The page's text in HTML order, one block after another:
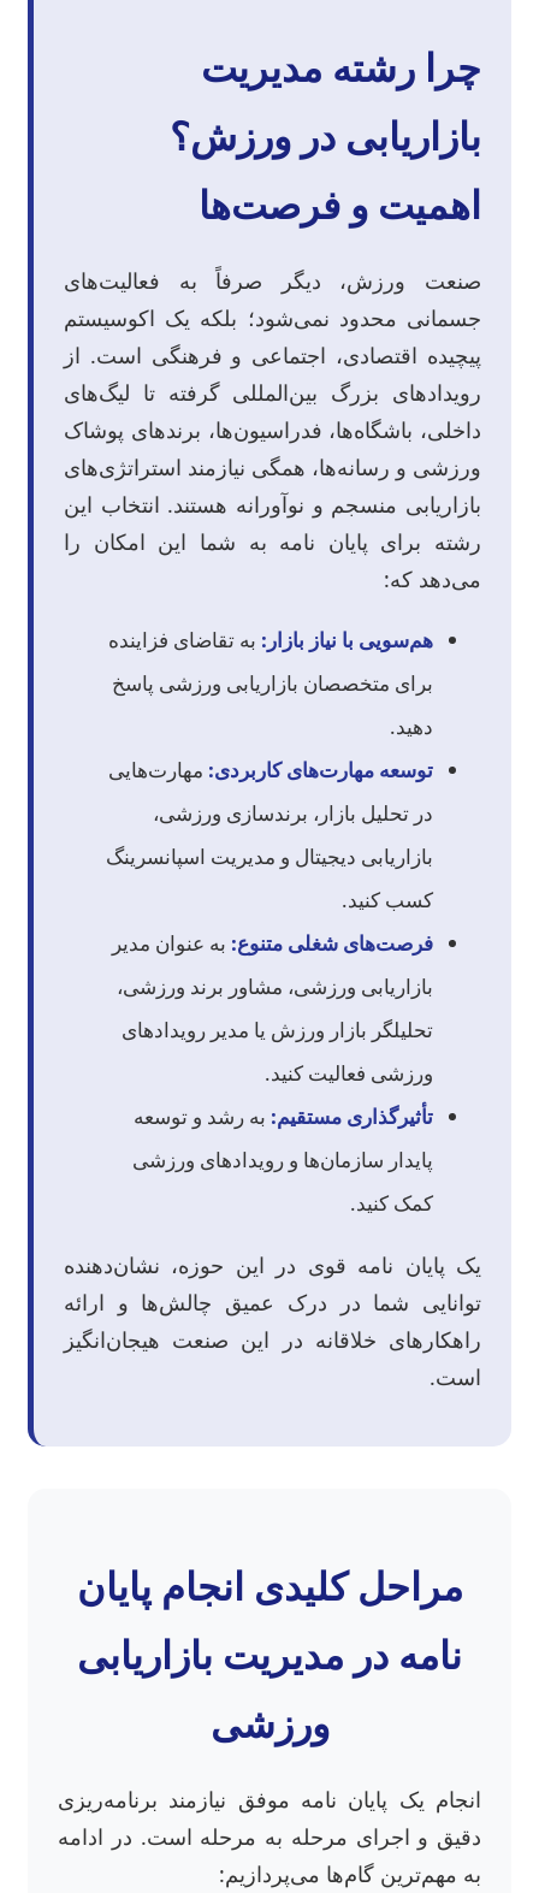
چرا رشته مدیریت
بازاریابی در ورزش؟
اهمیت و فرصت‌ها
صنعت ورزش، دیگر صرفاً به فعالیت‌های
جسمانی محدود نمی‌شود؛ بلکه یک اکوسیستم
پیچیده اقتصادی، اجتماعی و فرهنگی است. از
رویدادهای بزرگ بین‌المللی گرفته تا لیگ‌های
داخلی، باشگاه‌ها، فدراسیون‌ها، برندهای پوشاک
ورزشی و رسانه‌ها، همگی نیازمند استراتژی‌های
بازاریابی منسجم و نوآورانه هستند. انتخاب این
رشته برای پایان نامه به شما این امکان را
می‌دهد که:
هم‌سویی با نیاز بازار: به تقاضای فزاینده
برای متخصصان بازاریابی ورزشی پاسخ
دهید.
توسعه مهارت‌های کاربردی: مهارت‌هایی
در تحلیل بازار، برندسازی ورزشی،
بازاریابی دیجیتال و مدیریت اسپانسرینگ
کسب کنید.
فرصت‌های شغلی متنوع: به عنوان مدیر
بازاریابی ورزشی، مشاور برند ورزشی،
تحلیلگر بازار ورزش یا مدیر رویدادهای
ورزشی فعالیت کنید.
تأثیرگذاری مستقیم: به رشد و توسعه
پایدار سازمان‌ها و رویدادهای ورزشی
کمک کنید.
یک پایان نامه قوی در این حوزه، نشان‌دهنده
توانایی شما در درک عمیق چالش‌ها و ارائه
راهکارهای خلاقانه در این صنعت هیجان‌انگیز
است.
مراحل کلیدی انجام پایان
نامه در مدیریت بازاریابی
ورزشی
انجام یک پایان نامه موفق نیازمند برنامه‌ریزی
دقیق و اجرای مرحله به مرحله است. در ادامه
به مهم‌ترین گام‌ها می‌پردازیم: